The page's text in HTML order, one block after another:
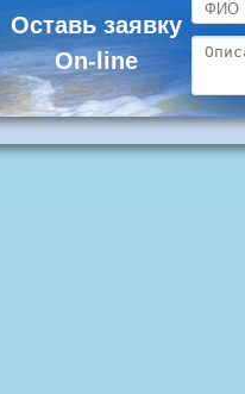
Оставь заявку
On-line